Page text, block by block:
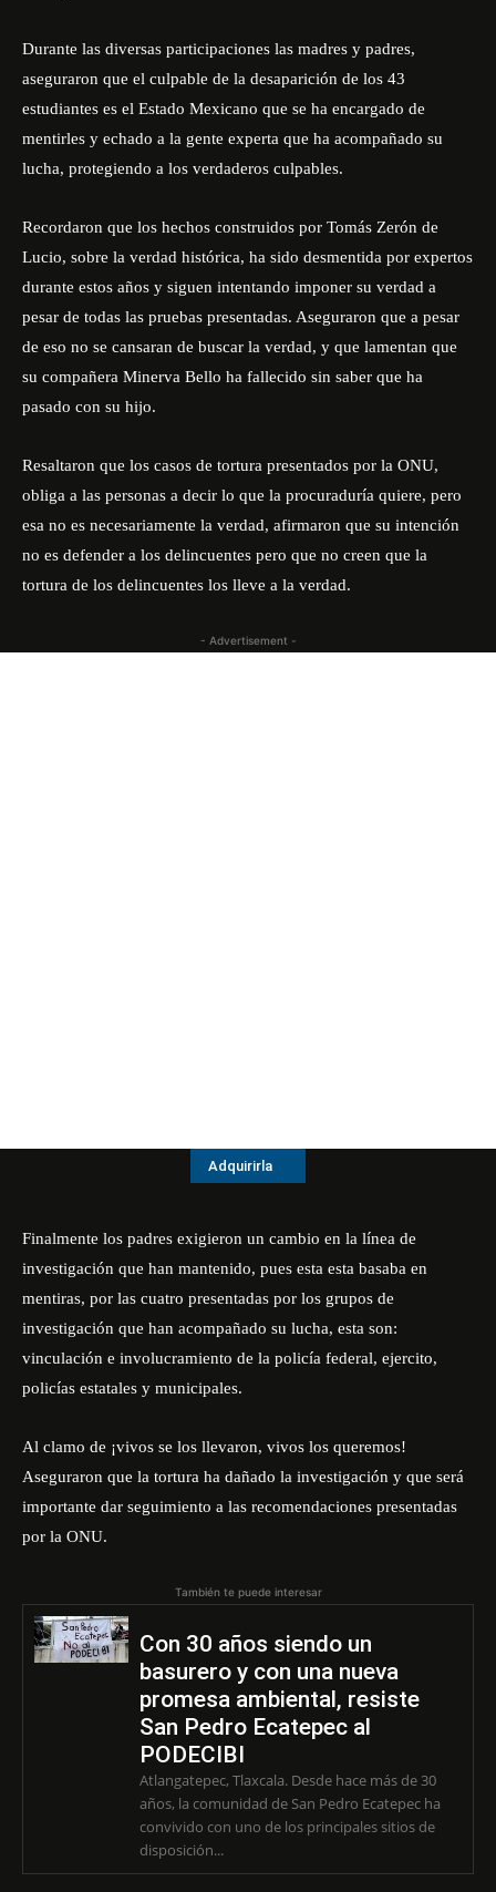
Durante las diversas participaciones las madres y padres,
aseguraron que el culpable de la desaparición de los 43
estudiantes es el Estado Mexicano que se ha encargado de
mentirles y echado a la gente experta que ha acompañado su
lucha, protegiendo a los verdaderos culpables.
Recordaron que los hechos construidos por Tomás Zerón de
Lucio, sobre la verdad histórica, ha sido desmentida por expertos
durante estos años y siguen intentando imponer su verdad a
pesar de todas las pruebas presentadas. Aseguraron que a pesar
de eso no se cansaran de buscar la verdad, y que lamentan que
su compañera Minerva Bello ha fallecido sin saber que ha
pasado con su hijo.
Resaltaron que los casos de tortura presentados por la ONU,
obliga a las personas a decir lo que la procuraduría quiere, pero
esa no es necesariamente la verdad, afirmaron que su intención
no es defender a los delincuentes pero que no creen que la
tortura de los delincuentes los lleve a la verdad.
- Advertisement -
Adquirirla
Finalmente los padres exigieron un cambio en la línea de
investigación que han mantenido, pues esta esta basaba en
mentiras, por las cuatro presentadas por los grupos de
investigación que han acompañado su lucha, esta son:
vinculación e involucramiento de la policía federal, ejercito,
policías estatales y municipales.
Al clamo de ¡vivos se los llevaron, vivos los queremos!
Aseguraron que la tortura ha dañado la investigación y que será
importante dar seguimiento a las recomendaciones presentadas
por la ONU.
También te puede interesar
Con 30 años siendo un
basurero y con una nueva
promesa ambiental, resiste
San Pedro Ecatepec al
PODECIBI
Atlangatepec, Tlaxcala. Desde hace más de 30
años, la comunidad de San Pedro Ecatepec ha
convivido con uno de los principales sitios de
disposición...